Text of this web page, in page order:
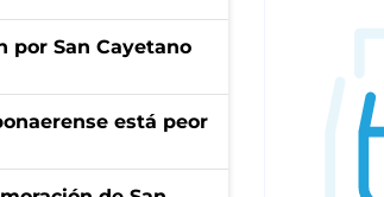
por San Cayetano
está peor